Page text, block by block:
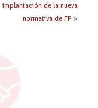
implantación de la nueva
normativa de FP »